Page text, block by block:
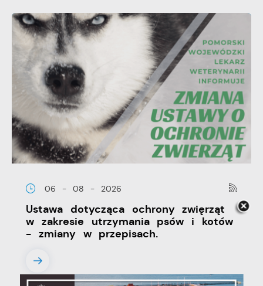
06 - 08 - 2026
Ustawa dotycząca ochrony zwięrząt
w zakresie utrzymania psów i kotów
- zmiany w przepisach.